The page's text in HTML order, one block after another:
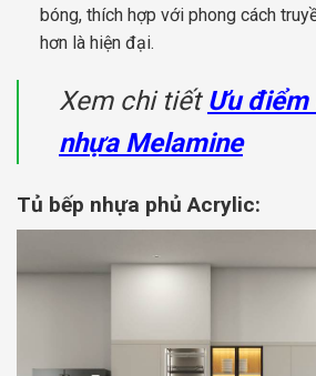
bóng, thích hợp với phong cách
hơn là hiện đại.
Xem chi tiết Ưu
nhựa Melamine
Tủ bếp nhựa phủ Acrylic: